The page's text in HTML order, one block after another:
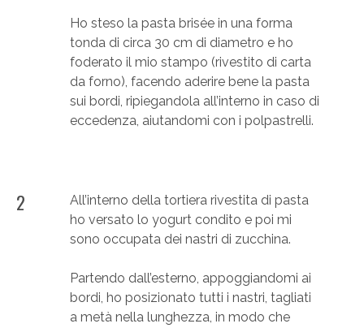
Ho steso la pasta brisée in una forma
tonda di circa 30 cm di diametro e ho
foderato il mio stampo (rivestito di carta
da forno), facendo aderire bene la pasta
sui bordi, ripiegandola all’interno in caso di
eccedenza, aiutandomi con i polpastrelli.
2
All’interno della tortiera rivestita di pasta
ho versato lo yogurt condito e poi mi
sono occupata dei nastri di zucchina.
Partendo dall’esterno, appoggiandomi ai
bordi, ho posizionato tutti i nastri, tagliati
a metà nella lunghezza, in modo che